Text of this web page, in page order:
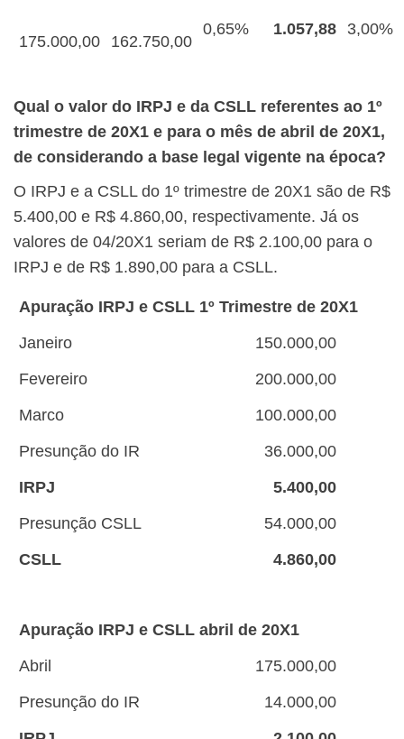
175.000,00 162.750,00
0,65% 1.057,88 3,00%
Qual o valor do IRPJ e da CSLL referentes ao 1º
trimestre de 20X1 e para o mês de abril de 20X1,
de considerando a base legal vigente na época?
O IRPJ e a CSLL do 1º trimestre de 20X1 são de R$
5.400,00 e R$ 4.860,00, respectivamente. Já os
valores de 04/20X1 seriam de R$ 2.100,00 para o
IRPJ e de R$ 1.890,00 para a CSLL.
Apuração IRPJ e CSLL 1º Trimestre de 20X1
Janeiro
150.000,00
Fevereiro
200.000,00
Marco
100.000,00
Presunção do IR
36.000,00
IRPJ
5.400,00
Presunção CSLL
54.000,00
CSLL
4.860,00
Apuração IRPJ e CSLL abril de 20X1
Abril
175.000,00
Presunção do IR
14.000,00